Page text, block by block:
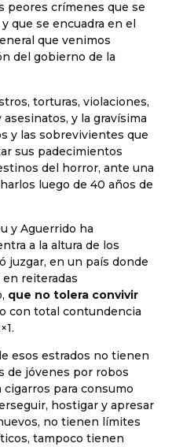
peores crímenes que se
que se encuadra en el
que venimos
del gobierno de la
torturas, violaciones,
y la gravísima
y las sobrevivientes que
sus padecimientos
del horror, ante una
luego de 40 años de
y Aguerrido ha
a la altura de los
juzgar, en un país donde
reiteradas
que no tolera convivir
con total contundencia
esos estrados no tienen
de jóvenes por robos
para consumo
hostigar y apresar
no tienen límites
tampoco tienen